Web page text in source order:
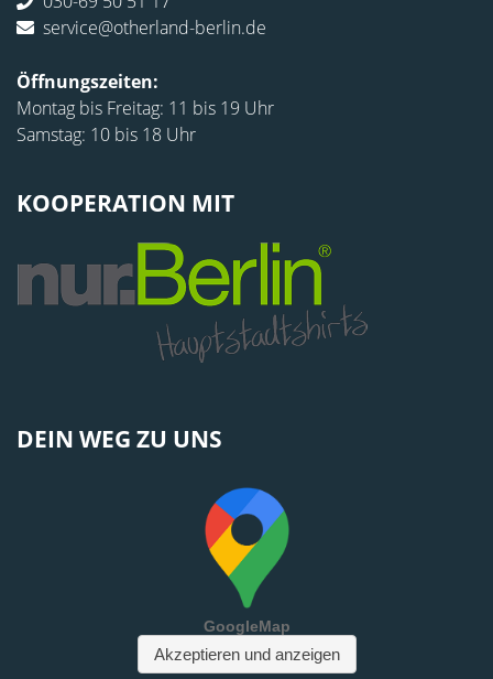
service@otherland-berlin.de
Öffnungszeiten:
Montag bis Freitag: 11 bis 19 Uhr
Samstag: 10 bis 18 Uhr
KOOPERATION MIT
DEIN WEG ZU UNS